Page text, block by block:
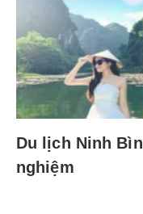
Du lịch Ninh
nghiệm